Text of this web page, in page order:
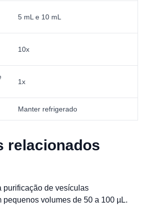
5 mL e 10 mL
10x
1x
Manter refrigerado
relacionados
purificação de vesículas
pequenos volumes de 50 a 100 µL.